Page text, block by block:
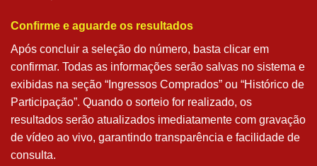
Confirme e aguarde os resultados
Após concluir a seleção do número, basta clicar em
confirmar. Todas as informações serão salvas no sistema e
exibidas na seção “Ingressos Comprados” ou “Histórico de
Participação”. Quando o sorteio for realizado, os
resultados serão atualizados imediatamente com gravação
de vídeo ao vivo, garantindo transparência e facilidade de
consulta.